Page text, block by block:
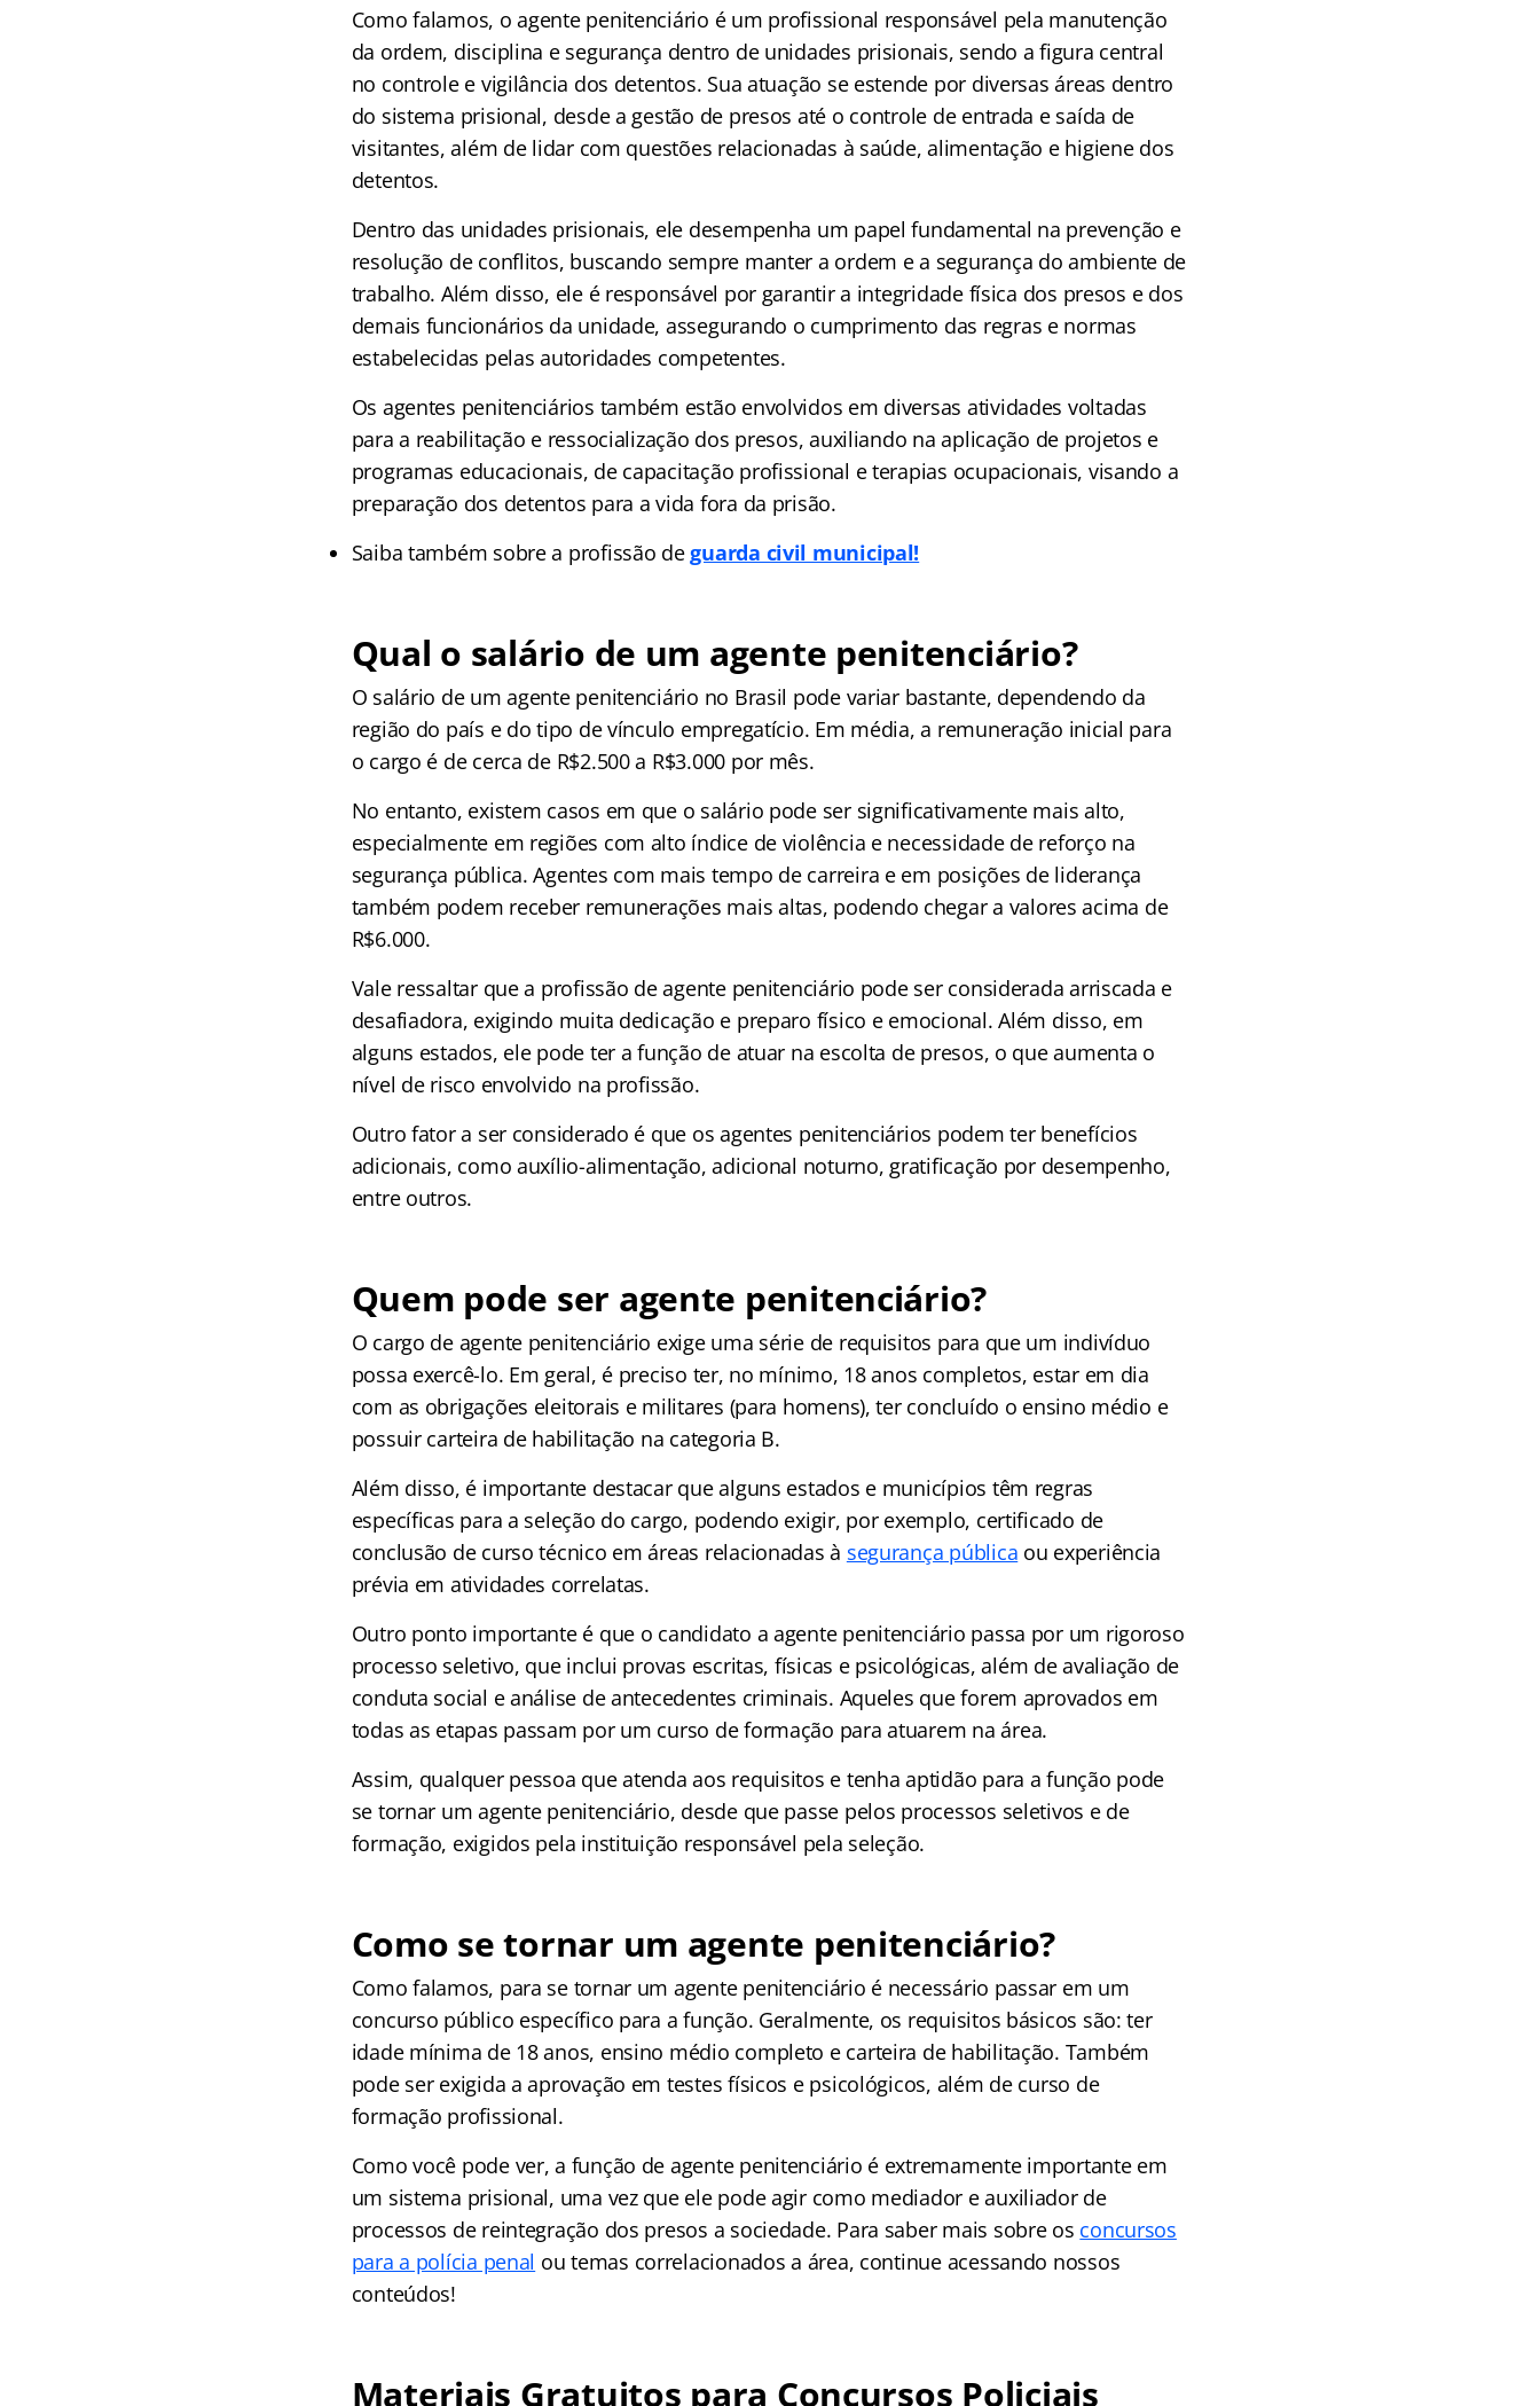
Como falamos, o agente penitenciário é um profissional responsável pela manutenção
da ordem, disciplina e segurança dentro de unidades prisionais, sendo a figura central
no controle e vigilância dos detentos. Sua atuação se estende por diversas áreas dentro
do sistema prisional, desde a gestão de presos até o controle de entrada e saída de
visitantes, além de lidar com questões relacionadas à saúde, alimentação e higiene dos
detentos.
Dentro das unidades prisionais, ele desempenha um papel fundamental na prevenção e
resolução de conflitos, buscando sempre manter a ordem e a segurança do ambiente de
trabalho. Além disso, ele é responsável por garantir a integridade física dos presos e dos
demais funcionários da unidade, assegurando o cumprimento das regras e normas
estabelecidas pelas autoridades competentes.
Os agentes penitenciários também estão envolvidos em diversas atividades voltadas
para a reabilitação e ressocialização dos presos, auxiliando na aplicação de projetos e
programas educacionais, de capacitação profissional e terapias ocupacionais, visando a
preparação dos detentos para a vida fora da prisão.
Saiba também sobre a profissão deguarda civil municipal!
Qual o salário de um agente penitenciário?
O salário de um agente penitenciário no Brasil pode variar bastante, dependendo da
região do país e do tipo de vínculo empregatício. Em média, a remuneração inicial para
o cargo é de cerca de R$2.500 a R$3.000 por mês.
No entanto, existem casos em que o salário pode ser significativamente mais alto,
especialmente em regiões com alto índice de violência e necessidade de reforço na
segurança pública. Agentes com mais tempo de carreira e em posições de liderança
também podem receber remunerações mais altas, podendo chegar a valores acima de
R$6.000.
Vale ressaltar que a profissão de agente penitenciário pode ser considerada arriscada e
desafiadora, exigindo muita dedicação e preparo físico e emocional. Além disso, em
alguns estados, ele pode ter a função de atuar na escolta de presos, o que aumenta o
nível de risco envolvido na profissão.
Outro fator a ser considerado é que os agentes penitenciários podem ter benefícios
adicionais, como auxílio-alimentação, adicional noturno, gratificação por desempenho,
entre outros.
Quem pode ser agente penitenciário?
O cargo de agente penitenciário exige uma série de requisitos para que um indivíduo
possa exercê-lo. Em geral, é preciso ter, no mínimo, 18 anos completos, estar em dia
com as obrigações eleitorais e militares (para homens), ter concluído o ensino médio e
possuir carteira de habilitação na categoria B.
Além disso, é importante destacar que alguns estados e municípios têm regras
específicas para a seleção do cargo, podendo exigir, por exemplo, certificado de
conclusão de curso técnico em áreas relacionadas à segurança pública ou experiência
prévia em atividades correlatas.
Outro ponto importante é que o candidato a agente penitenciário passa por um rigoroso
processo seletivo, que inclui provas escritas, físicas e psicológicas, além de avaliação de
conduta social e análise de antecedentes criminais. Aqueles que forem aprovados em
todas as etapas passam por um curso de formação para atuarem na área.
Assim, qualquer pessoa que atenda aos requisitos e tenha aptidão para a função pode
se tornar um agente penitenciário, desde que passe pelos processos seletivos e de
formação, exigidos pela instituição responsável pela seleção.
Como se tornar um agente penitenciário?
Como falamos, para se tornar um agente penitenciário é necessário passar em um
concurso público específico para a função. Geralmente, os requisitos básicos são: ter
idade mínima de 18 anos, ensino médio completo e carteira de habilitação. Também
pode ser exigida a aprovação em testes físicos e psicológicos, além de curso de
formação profissional.
Como você pode ver, a função de agente penitenciário é extremamente importante em
um sistema prisional, uma vez que ele pode agir como mediador e auxiliador de
processos de reintegração dos presos a sociedade. Para saber mais sobre os concursos
para a polícia penal ou temas correlacionados a área, continue acessando nossos
conteúdos!
Materiais Gratuitos para Concursos Policiais